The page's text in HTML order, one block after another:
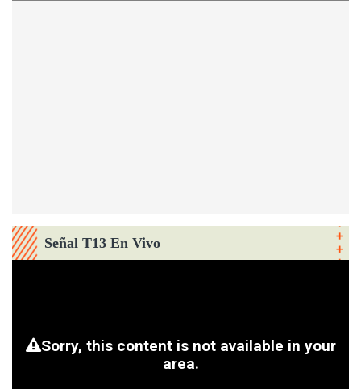
Señal T13 En Vivo